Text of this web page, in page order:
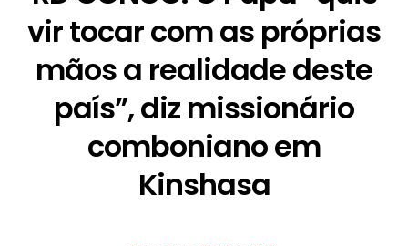
vir tocar com as próprias
mãos a realidade deste
país”, diz missionário
comboniano em
Kinshasa